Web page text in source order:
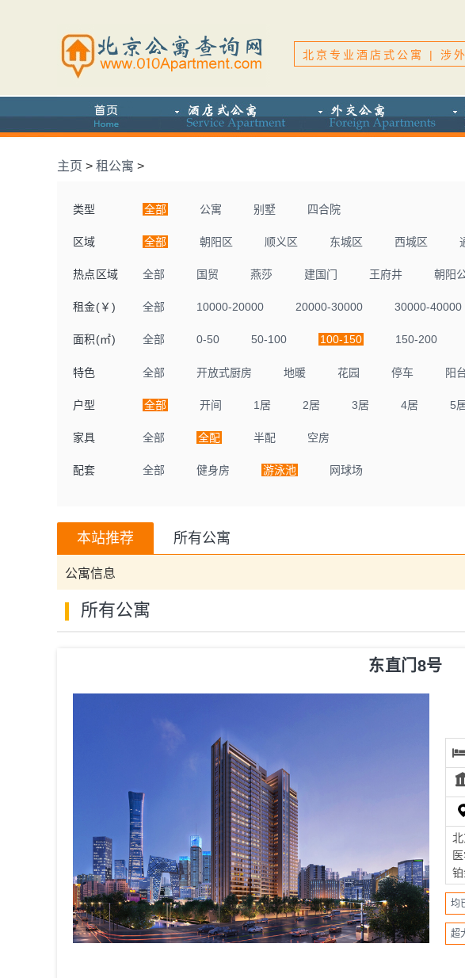
北京专业酒店式公寓 | 涉
主页 > 租公寓 >
类型 全部 公寓 别墅 四合院
区域 全部 朝阳区 顺义区 东城区 西城区
热点区域 全部 国贸 燕莎 建国门 王府井 朝阳
租金(￥) 全部 10000-20000 20000-30000 30000-40000
面积(㎡) 全部 0-50 50-100 100-150 150-200
特色 全部 开放式厨房 地暖 花园 停车 阳
户型 全部 开间 1居 2居 3居 4居 5
家具 全部 全配 半配 空房
配套 全部 健身房 游泳池 网球场
本站推荐 所有公寓
公寓信息
所有公寓
东直门8号
均
超